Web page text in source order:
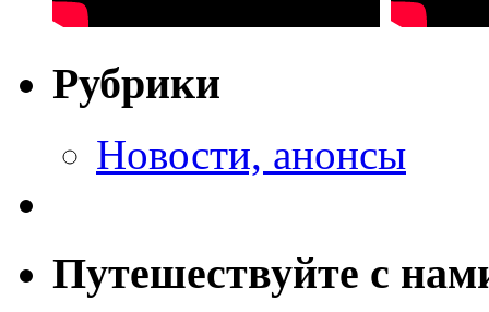
Рубрики
Новости, анонсы
Путешествуйте с